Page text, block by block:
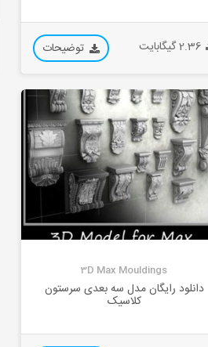
2.36 گیگابایت توضیحات
3D Max Mouldings
دانلود رایگان مدل سه بعدی سرستون
کلاسیک